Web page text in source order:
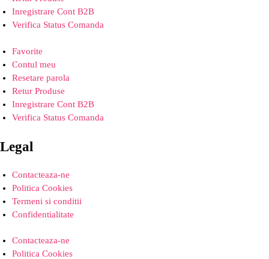
Inregistrare Cont B2B
Verifica Status Comanda
Favorite
Contul meu
Resetare parola
Retur Produse
Inregistrare Cont B2B
Verifica Status Comanda
Legal
Contacteaza-ne
Politica Cookies
Termeni si conditii
Confidentialitate
Contacteaza-ne
Politica Cookies